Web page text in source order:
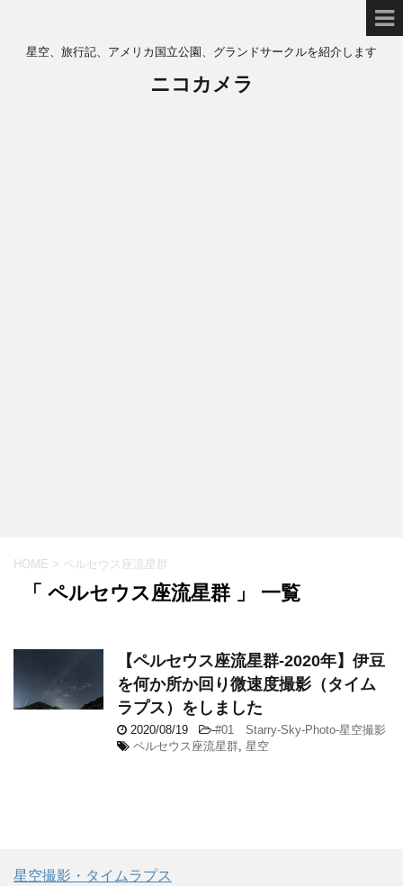
星空、旅行記、アメリカ国立公園、グランドサークルを紹介します
ニコカメラ
HOME > ペルセウス座流星群
「 ペルセウス座流星群 」 一覧
【ペルセウス座流星群-2020年】伊豆
を何か所か回り微速度撮影（タイム
ラプス）をしました
2020/08/19 -#01 Starry-Sky-Photo-星空撮影
ペルセウス座流星群, 星空
星空撮影・タイムラプス